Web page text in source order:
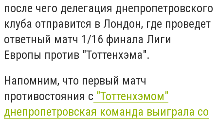
после чего делегация днепропетровского
клуба отправится в Лондон, где проведет
ответный матч 1/16 финала Лиги
Европы против "Тоттенхэма".
Напомним, что первый матч
противостояния с "Тоттенхэмом"
днепропетровская команда выиграла со